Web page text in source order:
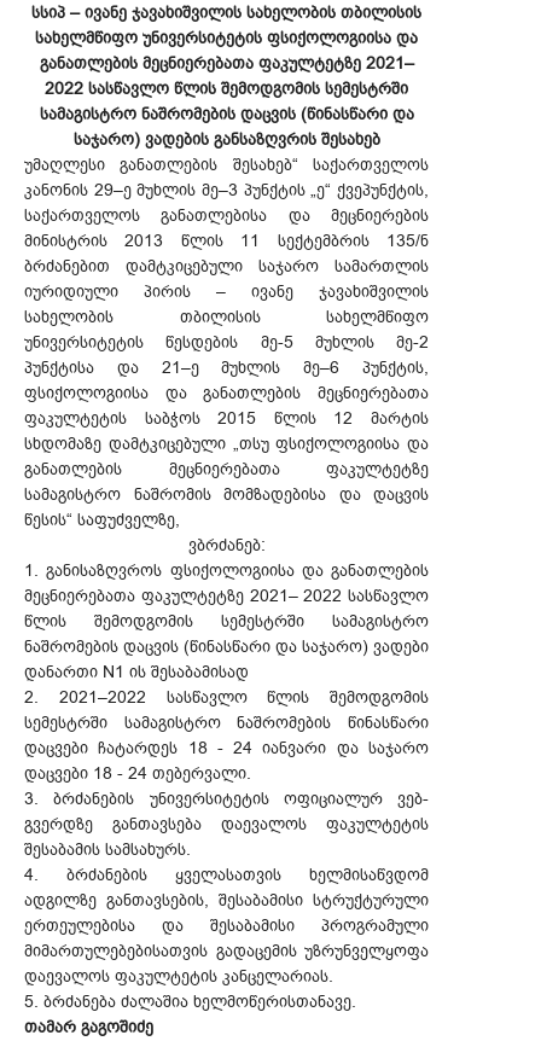
სსიპ – ივანე ჯავახიშვილის სახელობის თბილისის
სახელმწიფო უნივერსიტეტის ფსიქოლოგიისა და
განათლების მეცნიერებათა ფაკულტეტზე 2021–
2022 სასწავლო წლის შემოდგომის სემესტრში
სამაგისტრო ნაშრომების დაცვის (წინასწარი და
საჯარო) ვადების განსაზღვრის შესახებ
უმაღლესი განათლების შესახებ“ საქართველოს
კანონის 29–ე მუხლის მე–3 პუნქტის „ე“ ქვეპუნქტის,
საქართველოს განათლებისა და მეცნიერების
მინისტრის 2013 წლის 11 სექტემბრის 135/ნ
ბრძანებით დამტკიცებული საჯარო სამართლის
იურიდიული პირის – ივანე ჯავახიშვილის
სახელობის თბილისის სახელმწიფო
უნივერსიტეტის წესდების მე-5 მუხლის მე-2
პუნქტისა და 21–ე მუხლის მე–6 პუნქტის,
ფსიქოლოგიისა და განათლების მეცნიერებათა
ფაკულტეტის საბჭოს 2015 წლის 12 მარტის
სხდომაზე დამტკიცებული „თსუ ფსიქოლოგიისა და
განათლების მეცნიერებათა ფაკულტეტზე
სამაგისტრო ნაშრომის მომზადებისა და დაცვის
წესის“ საფუძველზე,
ვბრძანებ:
1. განისაზღვროს ფსიქოლოგიისა და განათლების
მეცნიერებათა ფაკულტეტზე 2021– 2022 სასწავლო
წლის შემოდგომის სემესტრში სამაგისტრო
ნაშრომების დაცვის (წინასწარი და საჯარო) ვადები
დანართი N1 ის შესაბამისად
2. 2021–2022 სასწავლო წლის შემოდგომის
სემესტრში სამაგისტრო ნაშრომების წინასწარი
დაცვები ჩატარდეს 18 - 24 იანვარი და საჯარო
დაცვები 18 - 24 თებერვალი.
3. ბრძანების უნივერსიტეტის ოფიციალურ ვებ-
გვერდზე განთავსება დაევალოს ფაკულტეტის
შესაბამის სამსახურს.
4. ბრძანების ყველასათვის ხელმისაწვდომ
ადგილზე განთავსების, შესაბამისი სტრუქტურული
ერთეულებისა და შესაბამისი პროგრამული
მიმართულებებისათვის გადაცემის უზრუნველყოფა
დაევალოს ფაკულტეტის კანცელარიას.
5. ბრძანება ძალაშია ხელმოწერისთანავე.
თამარ გაგოშიძე